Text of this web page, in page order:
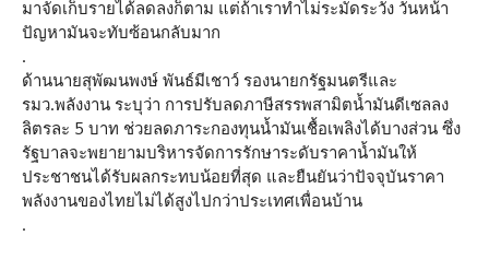
มาจัดเก็บรายได้ลดลงก็ตาม แต่ถ้าเราทำไม่ระมัดระวัง วันหน้า
ปัญหามันจะทับซ้อนกลับมาก
.
ด้านนายสุพัฒนพงษ์ พันธ์มีเชาว์ รองนายกรัฐมนตรีและ
รมว.พลังงาน ระบุว่า การปรับลดภาษีสรรพสามิตน้ำมันดีเซลลง
ลิตรละ 5 บาท ช่วยลดภาระกองทุนน้ำมันเชื้อเพลิงได้บางส่วน ซึ่ง
รัฐบาลจะพยายามบริหารจัดการรักษาระดับราคาน้ำมันให้
ประชาชนได้รับผลกระทบน้อยที่สุด และยืนยันว่าปัจจุบันราคา
พลังงานของไทยไม่ได้สูงไปกว่าประเทศเพื่อนบ้าน
.